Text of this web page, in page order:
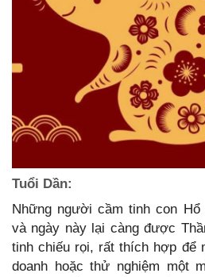
Tuổi Dần:
Những người cầm tinh con
và ngày này lại càng được
tinh chiếu rọi, rất thích hợp để
doanh hoặc thử nghiệm một